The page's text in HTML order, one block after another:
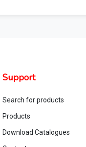
Support
Search for products
Products
Download Catalogues